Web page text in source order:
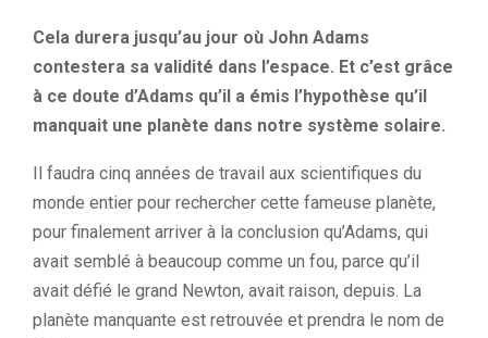
Cela durera jusqu’au jour où John Adams
contestera sa validité dans l’espace. Et c’est grâce
à ce doute d’Adams qu’il a émis l’hypothèse qu’il
manquait une planète dans notre système solaire.
Il faudra cinq années de travail aux scientifiques du
monde entier pour rechercher cette fameuse planète,
pour finalement arriver à la conclusion qu’Adams, qui
avait semblé à beaucoup comme un fou, parce qu’il
avait défié le grand Newton, avait raison, depuis. La
planète manquante est retrouvée et prendra le nom de